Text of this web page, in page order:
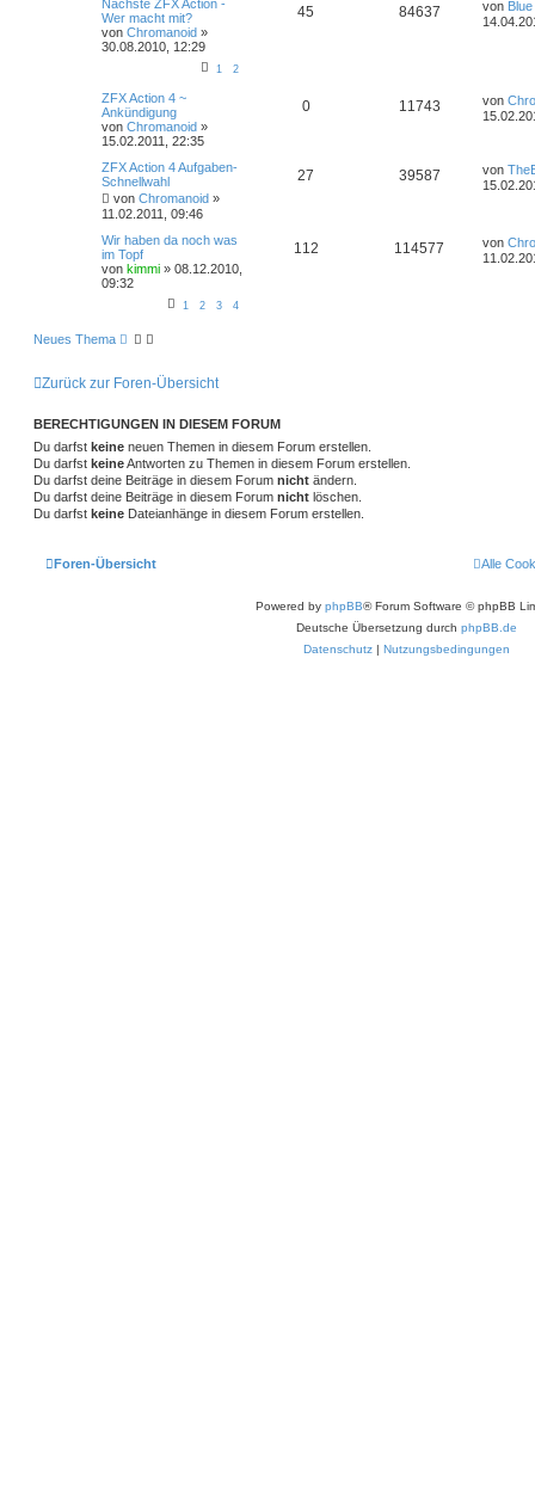
Nächste ZFX Action -
Wer macht mit?
von Chromanoid »
30.08.2010, 12:29
1 2
45 84637 von
ZFX Action 4 ~
Ankündigung
von Chromanoid »
15.02.2011, 22:35
0 11743 von
ZFX Action 4 Aufgaben-
Schnellwahl
von Chromanoid »
11.02.2011, 09:46
27 39587 von
Wir haben da noch was
im Topf
von kimmi » 08.12.2010,
09:32
1 2 3 4
112 114577 von
Neues Thema
Zurück zur Foren-Übersicht
BERECHTIGUNGEN IN DIESEM FORUM
Du darfst keine neuen Themen in diesem Forum erstellen.
Du darfst keineAntworten zu Themen in diesem Forum erstellen.
Du darfst deine Beiträge in diesem Forum nicht ändern.
Du darfst deine Beiträge in diesem Forum nicht löschen.
Du darfst keine Dateianhänge in diesem Forum erstellen.
Foren-Übersicht Alle
Powered by phpBB® Forum Software © phpBB
Deutsche Übersetzung durch phpBB.de
Datenschutz | Nutzungsbedingungen